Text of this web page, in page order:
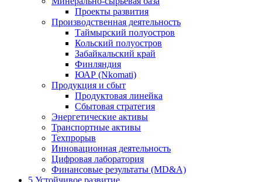
Проекты развития
Производственная деятельность
Таймырский полуостров
Кольский полуостров
Забайкальский край
Финляндия
ЮАР (Nkomati)
Продукция и сбыт
Продуктовая линейка
Сбытовая стратегия
Энергетические активы
Транспортные активы
Техпрорыв
Инновационная деятельность
Цифровая лаборатория
Финансовые результаты (MD&A)
5 Устойчивое развитие